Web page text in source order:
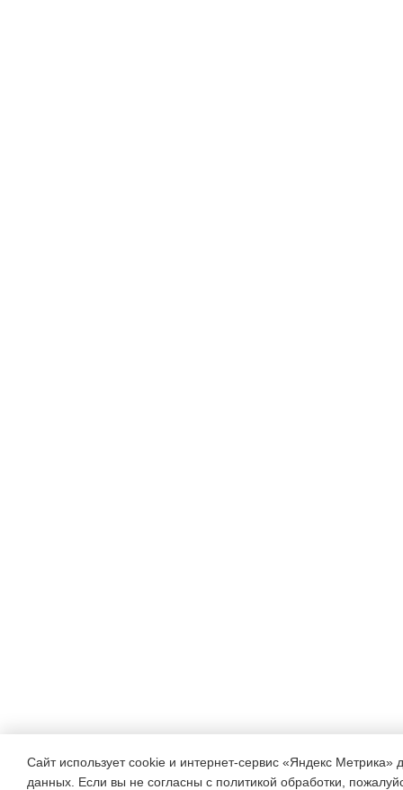
Сайт использует cookie и интернет-сервис «Яндекс Метрика»
данных. Если вы не согласны с политикой обработки,